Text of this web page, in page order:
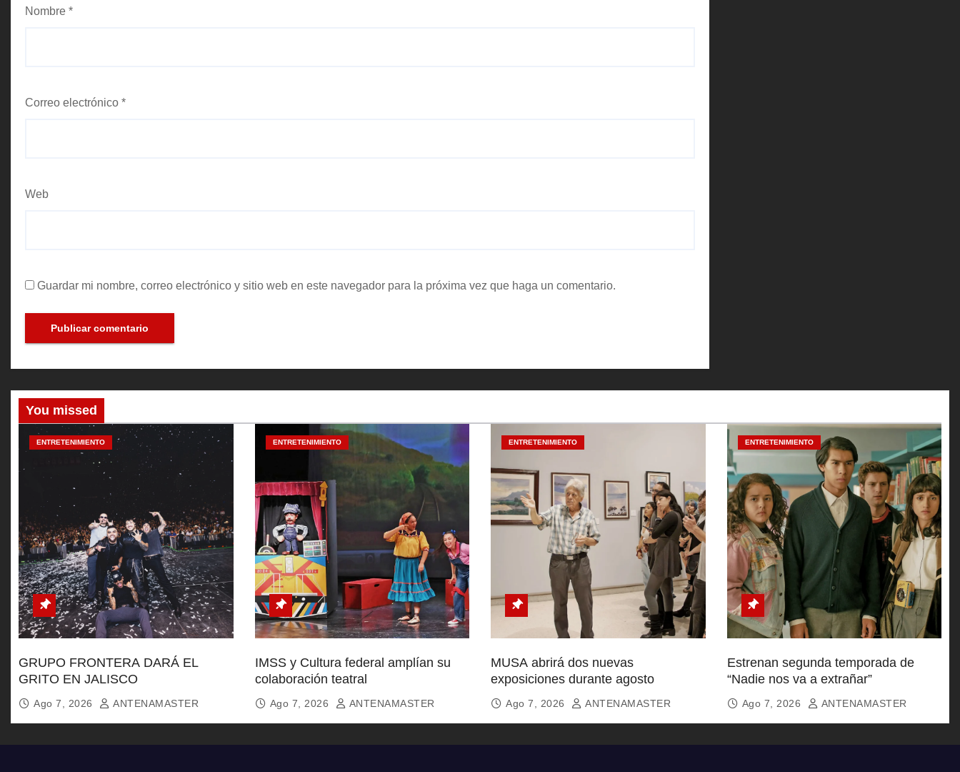
Nombre *
Correo electrónico *
Web
Guardar mi nombre, correo electrónico y sitio web en este navegador para la próxima vez que haga un comentario.
You missed
ENTRETENIMIENTO
GRUPO FRONTERA DARÁ EL
GRITO EN JALISCO
Ago 7, 2026 ANTENAMASTER
ENTRETENIMIENTO
IMSS y Cultura federal amplían su
colaboración teatral
Ago 7, 2026 ANTENAMASTER
ENTRETENIMIENTO
MUSA abrirá dos nuevas
exposiciones durante agosto
Ago 7, 2026 ANTENAMASTER
ENTRETENIMIENTO
Estrenan segunda temporada de
“Nadie nos va a extrañar”
Ago 7, 2026 ANTENAMASTER